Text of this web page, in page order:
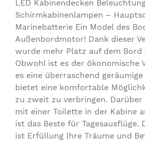
LED Kabinendecken
Schirmkabinenlampen –
Marinebatterie Ein Model des
Außenbordmotor! Dank dieser
wurde mehr Platz auf dem Bord
Obwohl ist es der ökonomische
es eine überraschend geräumige
bietet eine komfortable
zu zweit zu verbringen.
mit einer Toilette in der Kabine
ist das Beste für Tagesausflüge.
ist Erfüllung Ihre Träume und